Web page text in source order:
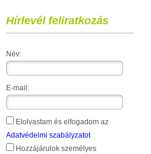
Hírlevél feliratkozás
Név:
E-mail:
Elolvastam és elfogadom az
Adatvédelmi szabályzatot
Hozzájárulok személyes